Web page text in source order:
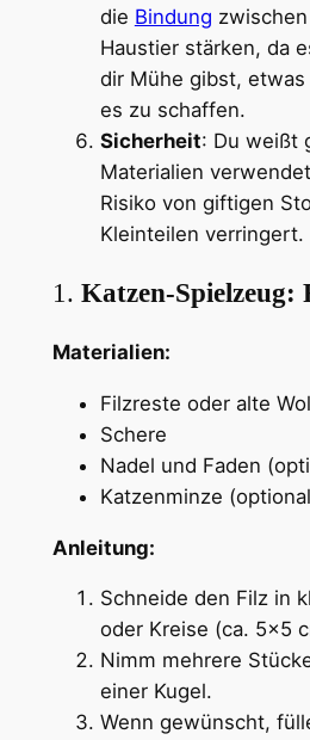
die Bindung
Haustier stärken, da
dir Mühe gibst,
es zu schaffen.
Sicherheit: Du weißt
Materialien
Risiko von giftigen
Kleinteilen verringert.
1. Katzen-Spielzeug:
Materialien:
Filzreste oder alte
Schere
Nadel und Faden
Katzenminze
Anleitung:
Schneide den Filz in
oder Kreise (ca. 5×5
Nimm mehrere
einer Kugel.
Wenn gewünscht,